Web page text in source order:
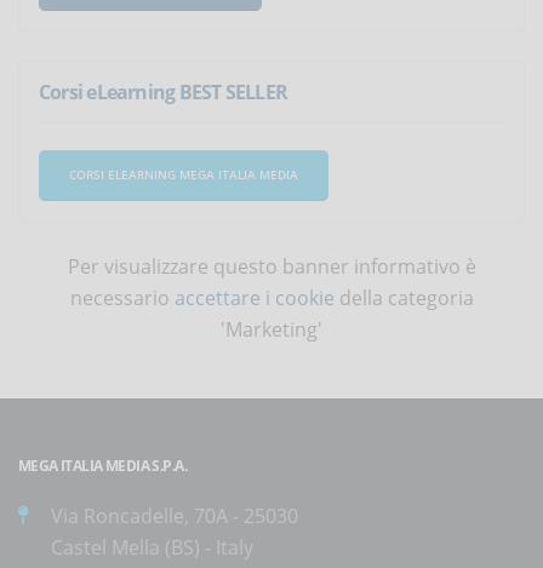
Corsi eLearning BEST SELLER
CORSI ELEARNING MEGA ITALIA MEDIA
Per visualizzare questo banner informativo è
necessario accettare i cookie della categoria
'Marketing'
MEGA ITALIA MEDIA S.P.A.
Via Roncadelle, 70A - 25030
Castel Mella (BS) - Italy